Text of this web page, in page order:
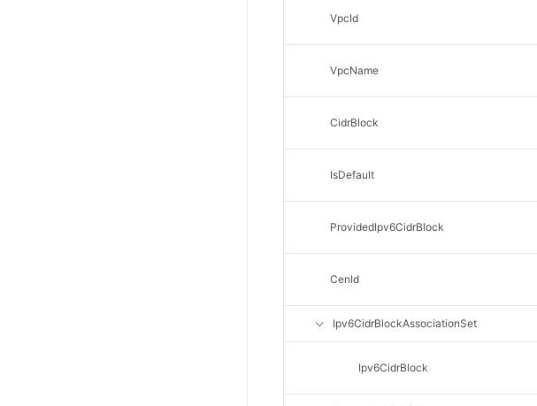
VpcId
VpcName
CidrBlock
IsDefault
ProvidedIpv6CidrBlock
CenId
Ipv6CidrBlockAssociationSet
Ipv6CidrBlock